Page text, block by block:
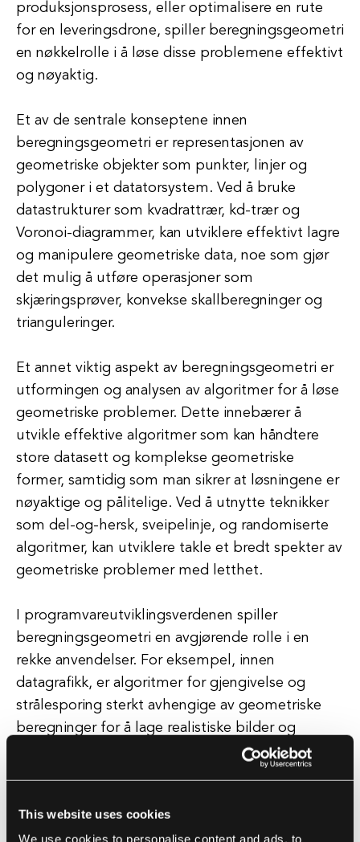
This website uses cookies
We use cookies to personalise content and ads, to
produksjonsprosess, eller optimalisere en rute
for en leveringsdrone, spiller beregningsgeometri
en nøkkelrolle i å løse disse problemene effektivt
og nøyaktig.
Et av de sentrale konseptene innen
beregningsgeometri er representasjonen av
geometriske objekter som punkter, linjer og
polygoner i et datatorsystem. Ved å bruke
datastrukturer som kvadrattrær, kd-trær og
Voronoi-diagrammer, kan utviklere effektivt lagre
og manipulere geometriske data, noe som gjør
det mulig å utføre operasjoner som
skjæringsprøver, konvekse skallberegninger og
trianguleringer.
Et annet viktig aspekt av beregningsgeometri er
utformingen og analysen av algoritmer for å løse
geometriske problemer. Dette innebærer å
utvikle effektive algoritmer som kan håndtere
store datasett og komplekse geometriske
former, samtidig som man sikrer at løsningene er
nøyaktige og pålitelige. Ved å utnytte teknikker
som del-og-hersk, sveipelinje, og randomiserte
algoritmer, kan utviklere takle et bredt spekter av
geometriske problemer med letthet.
I programvareutviklingsverdenen spiller
beregningsgeometri en avgjørende rolle i en
rekke anvendelser. For eksempel, innen
datagrafikk, er algoritmer for gjengivelse og
strålesporing sterkt avhengige av geometriske
beregninger for å lage realistiske bilder og
animasjoner. I robotikk brukes geometriske
algoritmer for bevegelsesplanlegging,
gjør det mulig for roboter å navigere og